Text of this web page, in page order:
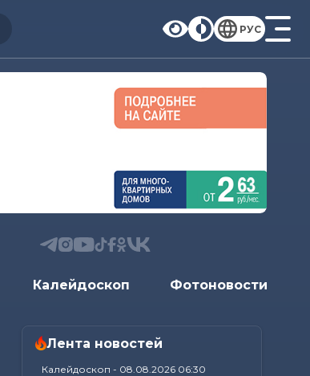
РУС
Калейдоскоп Фотоновости
Лента новостей
Калейдоскоп - 08.08.2026 06:30